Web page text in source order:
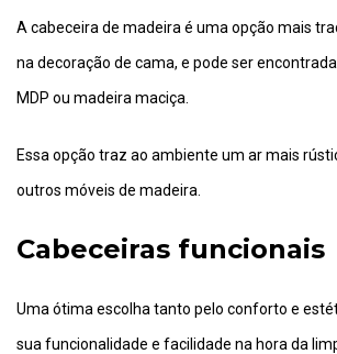
A cabeceira de madeira é uma opção mais
na decoração de cama, e pode ser encontrada
MDP ou madeira maciça.
Essa opção traz ao ambiente um ar mais
outros móveis de madeira.
Cabeceiras funcionais
Uma ótima escolha tanto pelo conforto e
sua funcionalidade e facilidade na hora da